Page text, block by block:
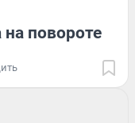
на повороте